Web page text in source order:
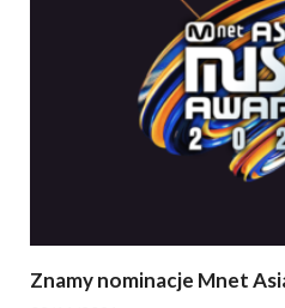
Znamy nominacje Mnet